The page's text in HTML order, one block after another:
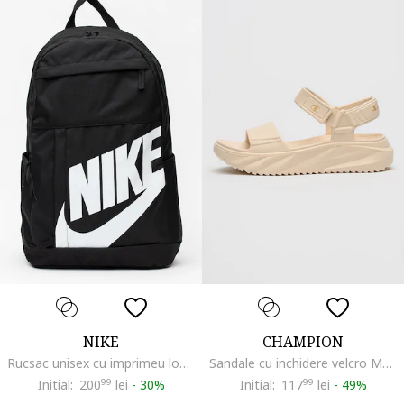
NIKE
Rucsac unisex cu imprimeu logo supradimensionat Element - 21 L, Alb/Negru
Initial: 20099 lei - 30%
CHAMPION
Sandale cu inchidere velcro Moon, Bej deschis
Initial: 11799 lei - 49%